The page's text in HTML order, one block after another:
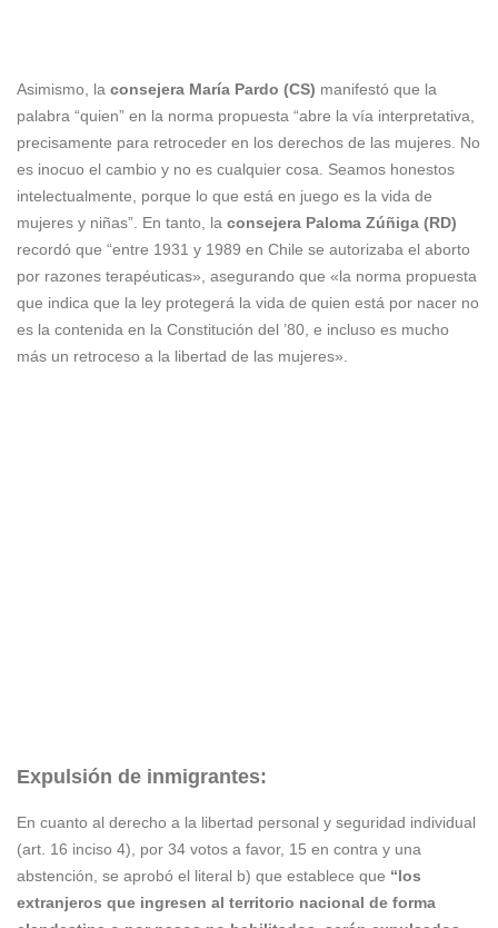
Asimismo, la consejera María Pardo (CS) manifestó que la
palabra “quien” en la norma propuesta “abre la vía interpretativa,
precisamente para retroceder en los derechos de las mujeres. No
es inocuo el cambio y no es cualquier cosa. Seamos honestos
intelectualmente, porque lo que está en juego es la vida de
mujeres y niñas”. En tanto, la consejera Paloma Zúñiga (RD)
recordó que “entre 1931 y 1989 en Chile se autorizaba el aborto
por razones terapéuticas», asegurando que «la norma propuesta
que indica que la ley protegerá la vida de quien está por nacer no
es la contenida en la Constitución del ’80, e incluso es mucho
más un retroceso a la libertad de las mujeres».
Expulsión de inmigrantes:
En cuanto al derecho a la libertad personal y seguridad individual
(art. 16 inciso 4), por 34 votos a favor, 15 en contra y una
abstención, se aprobó el literal b) que establece que “los
extranjeros que ingresen al territorio nacional de forma